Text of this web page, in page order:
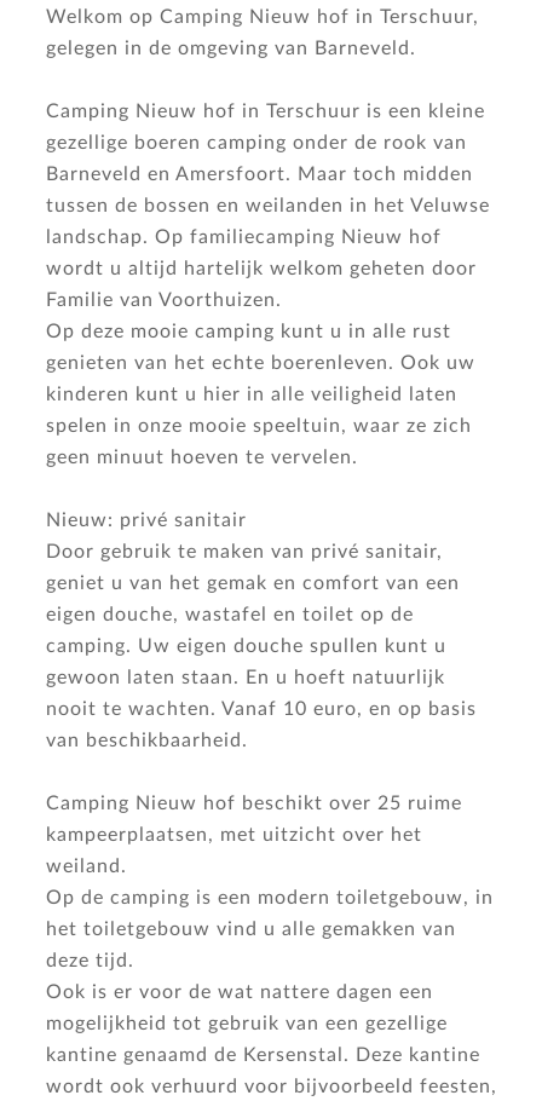
Welkom op Camping Nieuw hof in Terschuur,
gelegen in de omgeving van Barneveld.
Camping Nieuw hof in Terschuur is een kleine
gezellige boeren camping onder de rook van
Barneveld en Amersfoort. Maar toch midden
tussen de bossen en weilanden in het Veluwse
landschap. Op familiecamping Nieuw hof
wordt u altijd hartelijk welkom geheten door
Familie van Voorthuizen.
Op deze mooie camping kunt u in alle rust
genieten van het echte boerenleven. Ook uw
kinderen kunt u hier in alle veiligheid laten
spelen in onze mooie speeltuin, waar ze zich
geen minuut hoeven te vervelen.
Nieuw: privé sanitair
Door gebruik te maken van privé sanitair,
geniet u van het gemak en comfort van een
eigen douche, wastafel en toilet op de
camping. Uw eigen douche spullen kunt u
gewoon laten staan. En u hoeft natuurlijk
nooit te wachten. Vanaf 10 euro, en op basis
van beschikbaarheid.
Camping Nieuw hof beschikt over 25 ruime
kampeerplaatsen, met uitzicht over het
weiland.
Op de camping is een modern toiletgebouw, in
het toiletgebouw vind u alle gemakken van
deze tijd.
Ook is er voor de wat nattere dagen een
mogelijkheid tot gebruik van een gezellige
kantine genaamd de Kersenstal. Deze kantine
wordt ook verhuurd voor bijvoorbeeld feesten,